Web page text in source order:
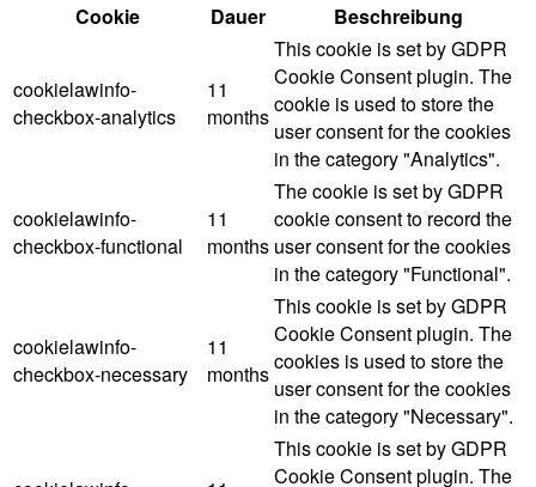
Cookie
Dauer Beschreibung
cookielawinfo-
checkbox-analytics
11
months
This cookie is set by GDPR
Cookie Consent plugin. The
cookie is used to store the
user consent for the cookies
in the category "Analytics".
cookielawinfo-
checkbox-functional
11
months
The cookie is set by GDPR
cookie consent to record the
user consent for the cookies
in the category "Functional".
cookielawinfo-
checkbox-necessary
11
months
This cookie is set by GDPR
Cookie Consent plugin. The
cookies is used to store the
user consent for the cookies
in the category "Necessary".
This cookie is set by GDPR
Cookie Consent plugin. The